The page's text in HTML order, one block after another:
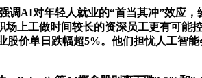
AI对年轻人就业的“首当其冲”效应
场上工做时间较长的资深员工更有可
股价单日跌幅超5%。他们担忧人工